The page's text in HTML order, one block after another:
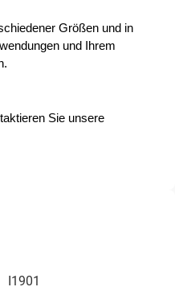
Größen und in
und Ihrem
Sie unsere
I1901